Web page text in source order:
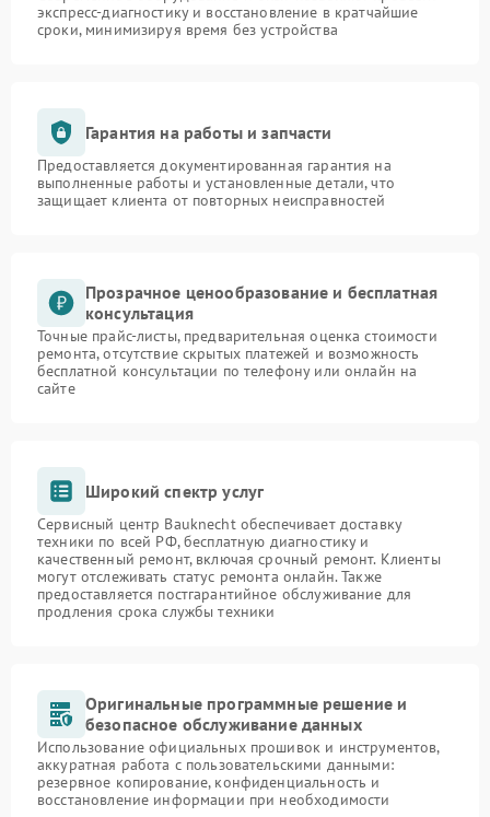
экспресс-диагностику и восстановление в кратчайшие
сроки, минимизируя время без устройства
Гарантия на работы и запчасти
Предоставляется документированная гарантия на
выполненные работы и установленные детали, что
защищает клиента от повторных неисправностей
Прозрачное ценообразование и бесплатная
консультация
Точные прайс-листы, предварительная оценка стоимости
ремонта, отсутствие скрытых платежей и возможность
бесплатной консультации по телефону или онлайн на
сайте
Широкий спектр услуг
Сервисный центр Bauknecht обеспечивает доставку
техники по всей РФ, бесплатную диагностику и
качественный ремонт, включая срочный ремонт. Клиенты
могут отслеживать статус ремонта онлайн. Также
предоставляется постгарантийное обслуживание для
продления срока службы техники
Оригинальные программные решение и
безопасное обслуживание данных
Использование официальных прошивок и инструментов,
аккуратная работа с пользовательскими данными:
резервное копирование, конфиденциальность и
восстановление информации при необходимости